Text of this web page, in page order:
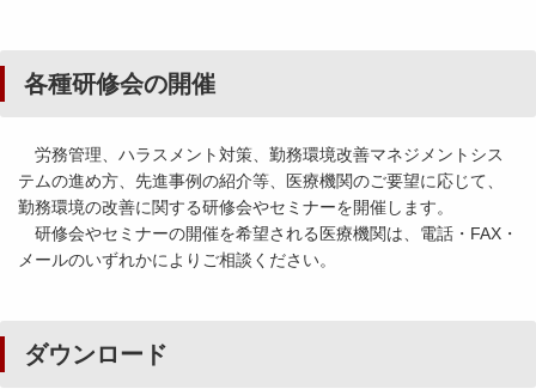
各種研修会の開催
労務管理、ハラスメント対策、勤務環境改善マネジメントシス
テムの進め方、先進事例の紹介等、医療機関のご要望に応じて、
勤務環境の改善に関する研修会やセミナーを開催します。
研修会やセミナーの開催を希望される医療機関は、電話・FAX・
メールのいずれかによりご相談ください。
ダウンロード